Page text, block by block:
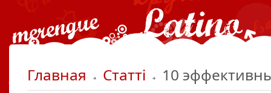
Главная Статті 10